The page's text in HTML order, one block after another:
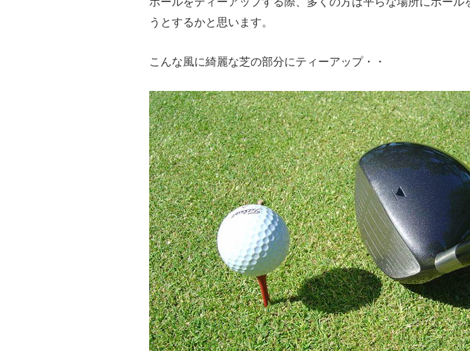
うとするかと思います。
こんな風に綺麗な芝の部分にティーアップ・・